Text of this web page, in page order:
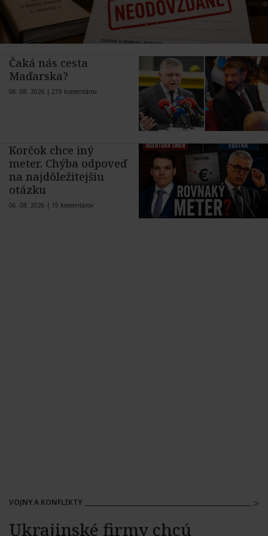
Čaká nás cesta
Maďarska?
06. 08. 2026 | 279 komentárov
Korčok chce iný
meter. Chýba odpoveď
na najdôležitejšiu
otázku
06. 08. 2026 | 19 komentárov
VOJNY A KONFLIKTY
Ukrajinské firmy chcú